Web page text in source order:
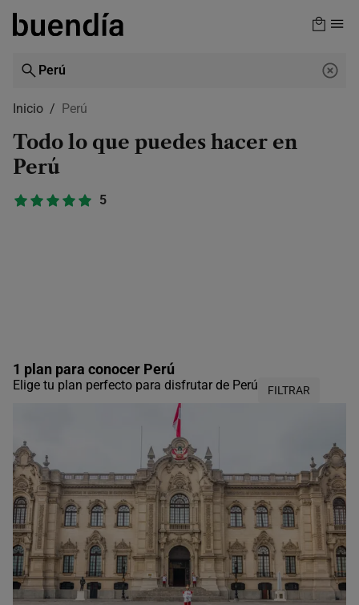
Skip
content
Inicio Perú
Todo lo que puedes hacer en
Perú
5
1 plan para conocer Perú
Elige tu plan perfecto para disfrutar de Perú FILTRAR